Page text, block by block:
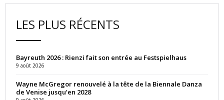
LES PLUS RÉCENTS
Bayreuth 2026 : Rienzi fait son entrée au Festspielhaus
9 août 2026
Wayne McGregor renouvelé à la tête de la Biennale Danza
de Venise jusqu’en 2028